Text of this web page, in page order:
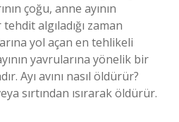
çoğu, anne ayının
algıladığı zaman
yol açan en tehlikeli
yavrularına yönelik bir
Ayı avını nasıl öldürür?
sırtından ısırarak öldürür.